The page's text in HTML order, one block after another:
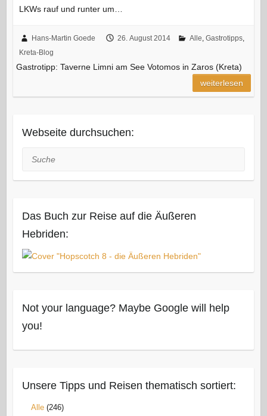
LKWs rauf und runter um…
Hans-Martin Goede 26. August 2014 Alle Gastrotipps,
Kreta-Blog
Gastrotipp: Taverne Limni am See Votomos in Zaros (Kreta)
weiterlesen
Webseite durchsuchen:
Suche
Das Buch zur Reise auf die Äußeren
Hebriden:
Not your language? Maybe Google will help
you!
Unsere Tipps und Reisen thematisch sortiert:
Alle(246)